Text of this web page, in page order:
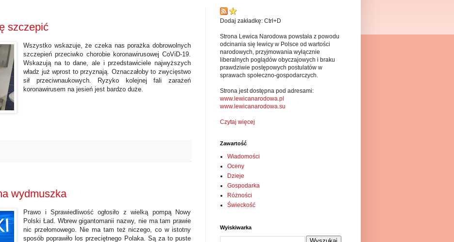
szczepić
Wszystko wskazuje, że czeka nas porażka dobrowolnych
szczepień przeciwko chorobie koronawirusowej CoViD-19.
Wskazują na to dane, ale i przedstawiciele najwyższych
władz już wprost to przyznają. Oznaczałoby to zwycięstwo
sił przeciwnaukowych. Ryzyko kolejnej fali zarażeń
koronawirusem na jesień jest bardzo duże.
wydmuszka
Prawo i Sprawiedliwość ogłosiło z wielką pompą Nowy
Polski Ład. Wbrew gigantomanii nazwy, nie ma tam prawie
nic przełomowego. Nie ma tam też niczego, co w istotny
sposób poprawiło los przeciętnego Polaka. Są za to puste
Dodaj zakładkę: Ctrl+D
Strona Lewica Narodowa powstała z powodu
odcinania się lewicy w Polsce od wartości
narodowych, przyjmowania wyłącznie
liberalnych poglądów obyczajowych i braku
prawdziwie postępowych postulatów w
sprawach społeczno-gospodarczych.
Strona jest dostępna pod adresami:
www.lewicanarodowa.pl
www.lewicanarodowa.su
Czytaj więcej
Zawartość
Wiadomości
Oceny
Dzieje
Gospodarka
Różności
Świeckość
Wyiskiwarka